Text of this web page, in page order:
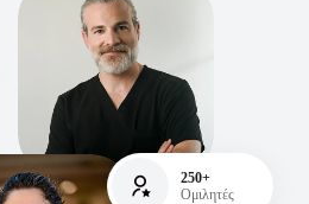
250+
Ομιλητές